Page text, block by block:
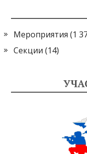
Мероприятия (1
Секции (14)